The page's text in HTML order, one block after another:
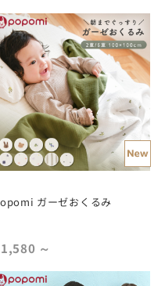
ガーゼおくるみ
～